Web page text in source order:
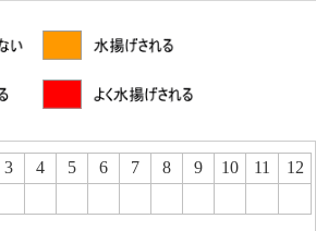
3 4 5 6 7 8 9 10 11 12